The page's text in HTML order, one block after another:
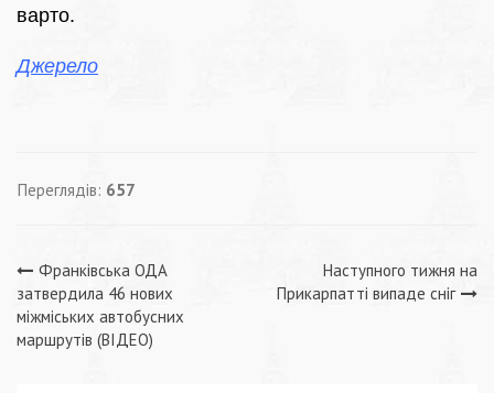
варто.
Джерело
Переглядів: 657
Навігація
записів
Франківська ОДА
затвердила 46 нових
міжміських автобусних
маршрутів (ВІДЕО)
Наступного тижня на
Прикарпатті випаде сніг